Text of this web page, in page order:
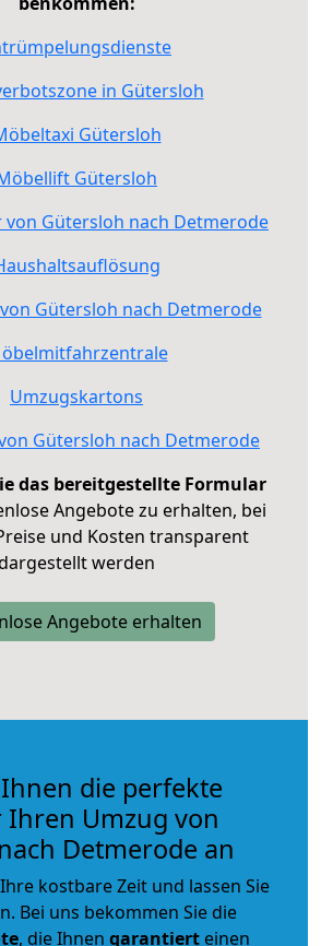
in Gütersloh
Gütersloh
Gütersloh
von Gütersloh nach Detmerode
Gütersloh nach Detmerode
Umzugskartons
Gütersloh nach Detmerode
das bereitgestellte Formular
Angebote zu erhalten, bei
und Kosten transparent
werden
Angebote erhalten
die perfekte
Ihren Umzug von
Detmerode an
kostbare Zeit und lassen Sie
Bei uns bekommen Sie die
, die Ihnen garantiert einen